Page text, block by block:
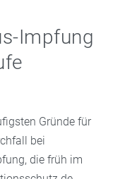
Impfung
Gründe für
bei
die früh im